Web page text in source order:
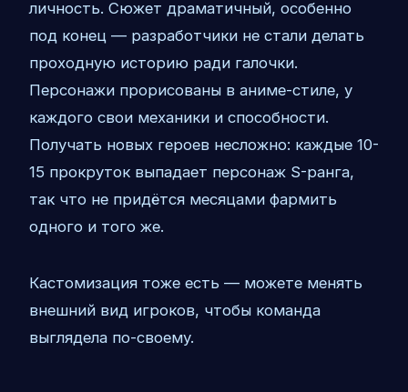
личность. Сюжет драматичный, особенно
под конец — разработчики не стали делать
проходную историю ради галочки.
Персонажи прорисованы в аниме-стиле, у
каждого свои механики и способности.
Получать новых героев несложно: каждые 10-
15 прокруток выпадает персонаж S-ранга,
так что не придётся месяцами фармить
одного и того же.
Кастомизация тоже есть — можете менять
внешний вид игроков, чтобы команда
выглядела по-своему.